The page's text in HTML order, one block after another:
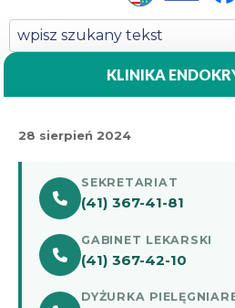
KLINIKA
28 sierpień 2024
SEKRETARIAT
(41) 367-41-81
GABINET LEKARSKI
(41) 367-42-10
DYŻURKA